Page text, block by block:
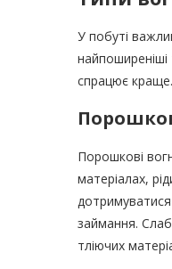
У побуті
спрацює краще.
Порошкові
матеріалах,
дотримуватися
займання.
тліючих